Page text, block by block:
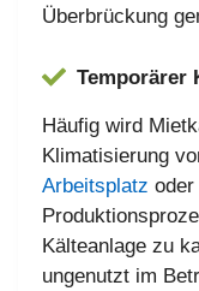
Überbrückung
Temporärer
Häufig wird
Klimatisierung
Arbeitsplatz
Kälteanlage zu
ungenutzt im